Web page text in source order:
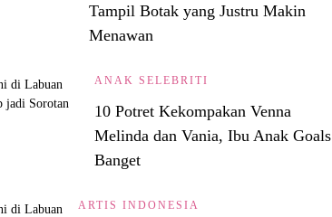
Tampil Botak yang Justru Makin
Menawan
ANAK SELEBRITI
10 Potret Kekompakan Venna
Melinda dan Vania, Ibu Anak Goals
Banget
ARTIS INDONESIA